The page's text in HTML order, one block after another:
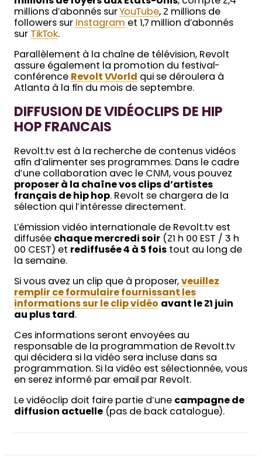
millions d’abonnés sur YouTube, 2 millions de
followers sur Instagram et 1,7 million d’abonnés
sur TikTok.
Parallèlement à la chaîne de télévision, Revolt
assure également la promotion du festival-
conférence Revolt World qui se déroulera à
Atlanta à la fin du mois de septembre.
DIFFUSION DE VIDÉOCLIPS DE HIP
HOP FRANCAIS
Revolt.tv est à la recherche de contenus vidéos
afin d’alimenter ses programmes. Dans le cadre
d’une collaboration avec le CNM, vous pouvez
proposer à la chaîne vos clips d’artistes
français de hip hop. Revolt se chargera de la
sélection qui l’intéresse directement.
L’émission vidéo internationale de Revolt.tv est
diffusée chaque mercredi soir (21 h 00 EST / 3 h
00 CEST) et rediffusée 4 à 5 fois tout au long de
la semaine.
Si vous avez un clip que à proposer, veuillez
remplir ce formulaire fournissant les
informations sur le clip vidéo avant le 21 juin
au plus tard .
Ces informations seront envoyées au
responsable de la programmation de Revolt.tv
qui décidera si la vidéo sera incluse dans sa
programmation. Si la vidéo est sélectionnée, vous
en serez informé par email par Revolt.
Le vidéoclip doit faire partie d’une campagne de
diffusion actuelle (pas de back catalogue).